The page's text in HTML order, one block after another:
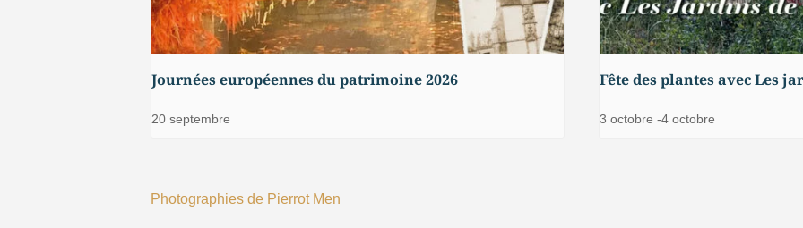
Journées européennes du patrimoine 2026
20 septembre
Fête des plantes avec Les
3 octobre -4 octobre
Photographies de Pierrot Men